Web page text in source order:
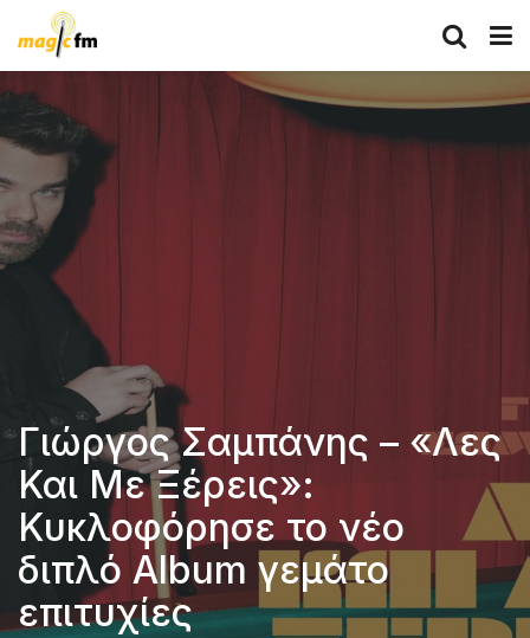
Γιώργος Σαμπάνης – «Λες
Και Με Ξέρεις»:
Κυκλοφόρησε το νέο
διπλό Album γεμάτο
επιτυχίες